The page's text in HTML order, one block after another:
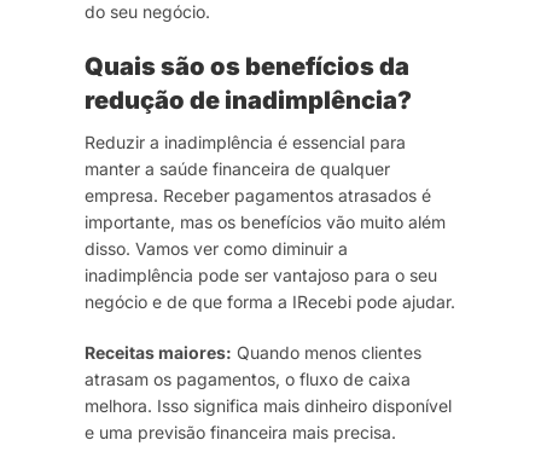
do seu negócio.
Quais são os benefícios da
redução de inadimplência?
Reduzir a inadimplência é essencial para
manter a saúde financeira de qualquer
empresa. Receber pagamentos atrasados é
importante, mas os benefícios vão muito além
disso. Vamos ver como diminuir a
inadimplência pode ser vantajoso para o seu
negócio e de que forma a IRecebi pode ajudar.
Receitas maiores: Quando menos clientes
atrasam os pagamentos, o fluxo de caixa
melhora. Isso significa mais dinheiro disponível
e uma previsão financeira mais precisa.